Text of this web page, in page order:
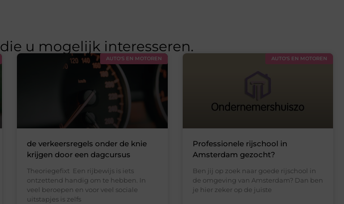
die u mogelijk interesseren.
AUTO'S EN MOTOREN
de verkeersregels onder de knie
krijgen door een dagcursus
Theoriegefixt Een rijbewijs is iets
ontzettend handig om te hebben. In
veel beroepen en voor veel sociale
uitstapjes is zelfs
AUTO'S EN MOTOREN
Professionele rijschool in
Amsterdam gezocht?
Ben jij op zoek naar goede rijschool in
de omgeving van Amsterdam? Dan ben
je hier zeker op de juiste